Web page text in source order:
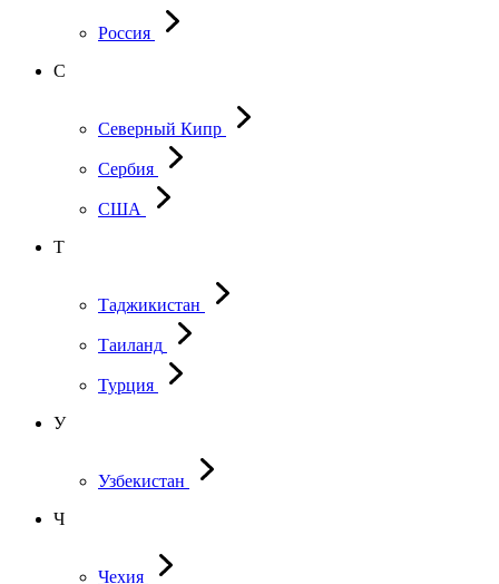
Россия
С
Северный Кипр
Сербия
США
Т
Таджикистан
Таиланд
Турция
У
Узбекистан
Ч
Чехия